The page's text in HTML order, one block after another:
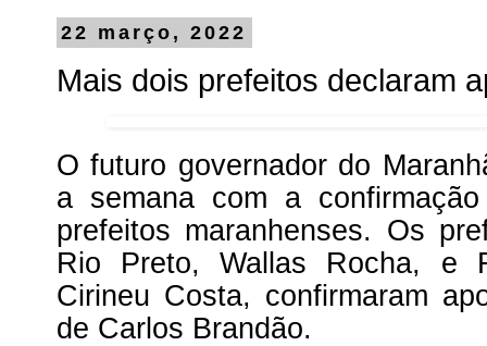
22 março, 2022
Mais dois prefeitos declaram
O futuro governador do
a semana com a
prefeitos maranhenses. Os
Rio Preto, Wallas Rocha, e
Cirineu Costa, confirmaram
de Carlos Brandão.